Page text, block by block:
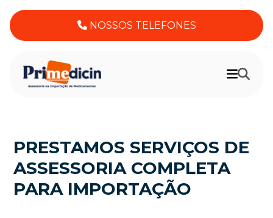
NOSSOS TELEFONES
PRESTAMOS SERVIÇOS DE
ASSESSORIA COMPLETA
PARA IMPORTAÇÃO